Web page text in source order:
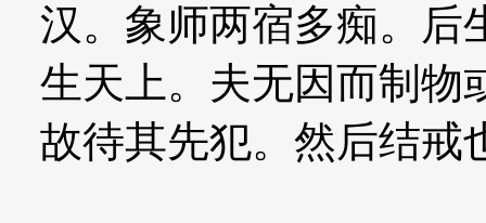
汉。象师两宿多痴。后
生天上。夫无因而制物
故待其先犯。然后结戒